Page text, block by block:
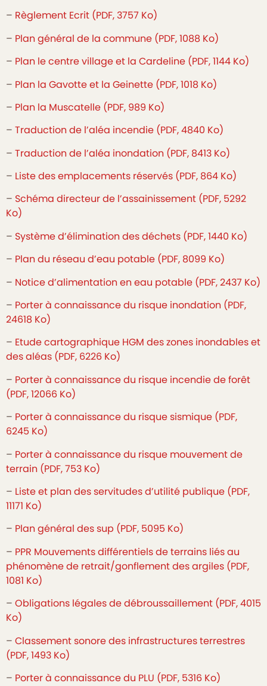
– Règlement Ecrit (PDF, 3757 Ko)
– Plan général de la commune (PDF, 1088 Ko)
– Plan le centre village et la Cardeline (PDF, 1144 Ko)
– Plan la Gavotte et la Geinette (PDF, 1018 Ko)
– Plan la Muscatelle (PDF, 989 Ko)
– Traduction de l’aléa incendie (PDF, 4840 Ko)
– Traduction de l’aléa inondation (PDF, 8413 Ko)
– Liste des emplacements réservés (PDF, 864 Ko)
– Schéma directeur de l’assainissement (PDF, 5292
Ko)
– Système d’élimination des déchets (PDF, 1440 Ko)
– Plan du réseau d’eau potable (PDF, 8099 Ko)
– Notice d’alimentation en eau potable (PDF, 2437 Ko)
– Porter à connaissance du risque inondation (PDF,
24618 Ko)
– Etude cartographique HGM des zones inondables et
des aléas (PDF, 6226 Ko)
– Porter à connaissance du risque incendie de forêt
(PDF, 12066 Ko)
– Porter à connaissance du risque sismique (PDF,
6245 Ko)
– Porter à connaissance du risque mouvement de
terrain (PDF, 753 Ko)
– Liste et plan des servitudes d’utilité publique (PDF,
11171 Ko)
– Plan général des sup (PDF, 5095 Ko)
– PPR Mouvements différentiels de terrains liés au
phénomène de retrait/gonflement des argiles (PDF,
1081 Ko)
– Obligations légales de débroussaillement (PDF, 4015
Ko)
– Classement sonore des infrastructures terrestres
(PDF, 1493 Ko)
– Porter à connaissance du PLU (PDF, 5316 Ko)